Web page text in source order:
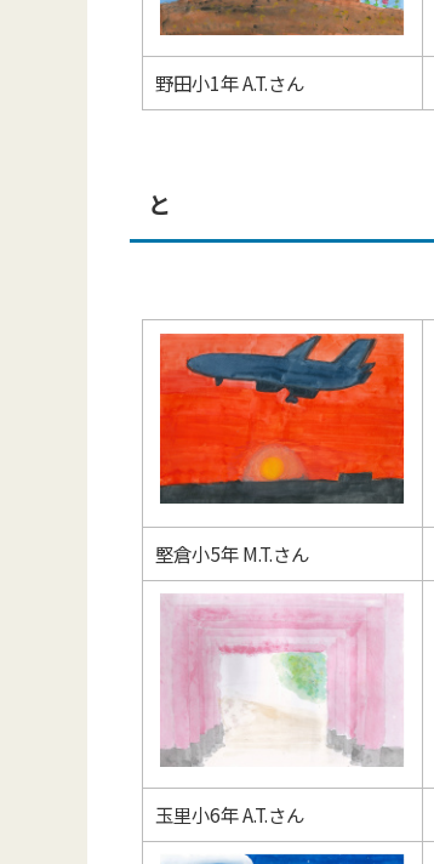
野田小1年 A.T.さん
と
堅倉小5年 M.T.さん
玉里小6年 A.T.さん